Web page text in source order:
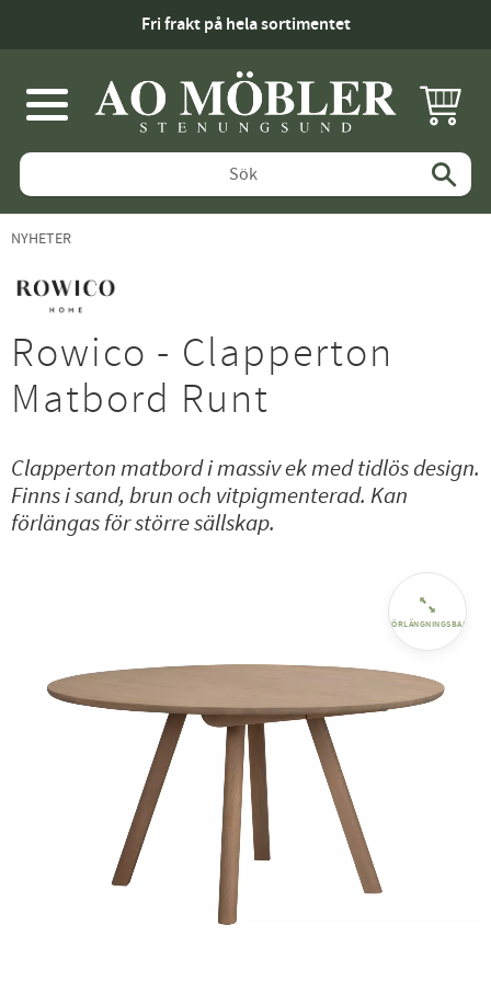
Fri frakt på hela sortimentet
Meny
NYHETER
Rowico - Clapperton
Matbord Runt
Clapperton matbord i massiv ek med tidlös design.
Finns i sand, brun och vitpigmenterad. Kan
förlängas för större sällskap.